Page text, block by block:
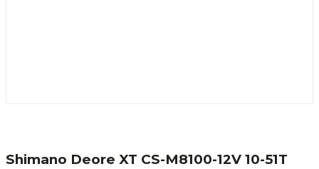
Shimano Deore XT CS-M8100-12V 10-51T